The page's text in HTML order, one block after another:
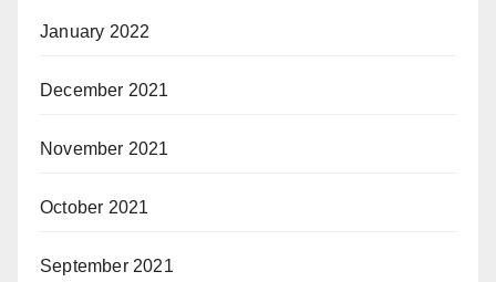
January 2022
December 2021
November 2021
October 2021
September 2021